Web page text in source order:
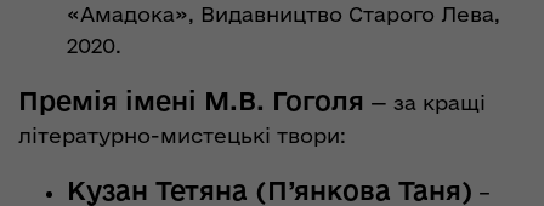
«Амадока», Видавництво Старого Лева,
2020.
Премія імені М.В. Гоголя — за кращі
літературно-мистецькі твори:
Кузан Тетяна (П’янкова Таня) –